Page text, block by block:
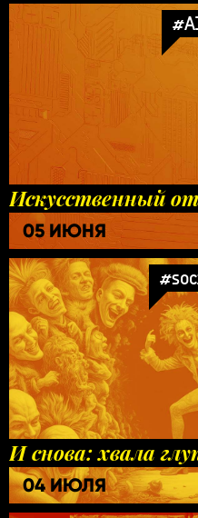
Искусственный
05 ИЮНЯ
И снова: хвала
04 ИЮЛЯ